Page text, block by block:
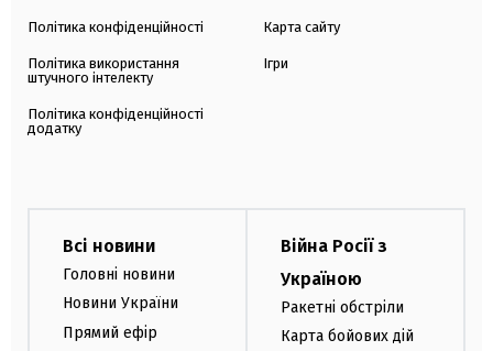
Політика конфіденційності
Політика використання
штучного інтелекту
Політика конфіденційності
додатку
Карта сайту
Ігри
Всі новини
Головні новини
Новини України
Прямий ефір
Війна Росії з
Україною
Ракетні обстріли
Карта бойових дій